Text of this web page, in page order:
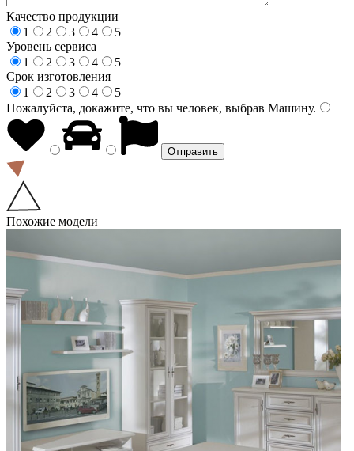
Качество продукции
1
2 3 4
5
Уровень сервиса
1
2 3 4
5
Срок изготовления
1
2 3 4
5
Пожалуйста, докажите, что вы человек, выбрав Машину.
Похожие модели